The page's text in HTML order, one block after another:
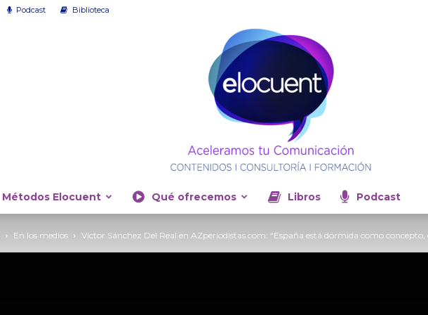
Podcast Biblioteca
Métodos Elocuent Qué ofrecemos Libros Podcast
En los medios Víctor Sánchez Del Real en AZperiodistas.com: “España está dormida como concepto,